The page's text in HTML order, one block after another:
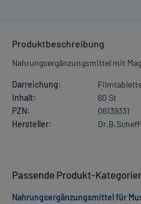
Produktbeschreibung
Nahrungsergänzungsmittel mit
Darreichung:
Inhalt:
60 St
PZN:
06139331
Hersteller:
Passende Produkt-
Nahrungsergänzungsmittel für